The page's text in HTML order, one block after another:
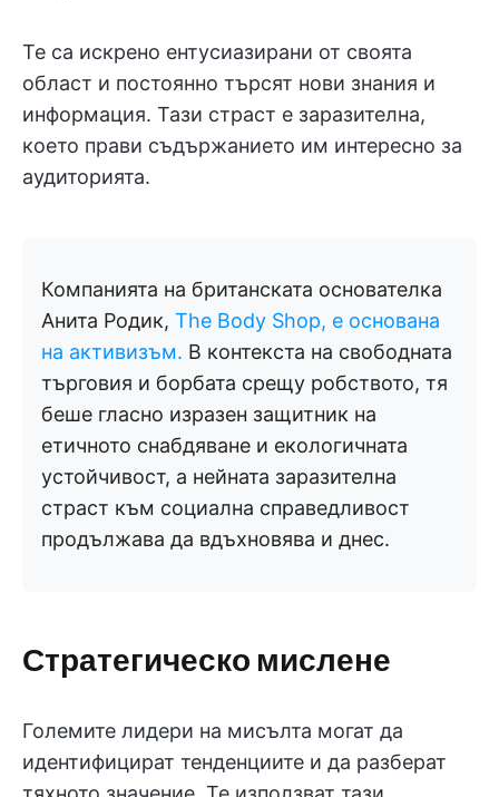
Те са искрено ентусиазирани от своята
област и постоянно търсят нови знания и
информация. Тази страст е заразителна,
което прави съдържанието им интересно за
аудиторията.
Компанията на британската основателка
Анита Родик, The Body Shop, е основана
на активизъм. В контекста на свободната
търговия и борбата срещу робството, тя
беше гласно изразен защитник на
етичното снабдяване и екологичната
устойчивост, а нейната заразителна
страст към социална справедливост
продължава да вдъхновява и днес.
Стратегическо мислене
Големите лидери на мисълта могат да
идентифицират тенденциите и да разберат